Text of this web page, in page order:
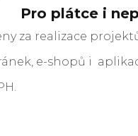
Pro plátce i
za realizace
e-shopů i